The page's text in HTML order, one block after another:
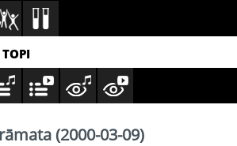
(2000-03-09)